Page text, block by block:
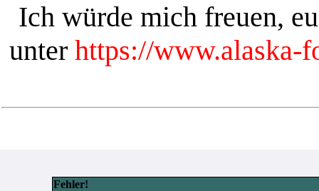
Ich würde mich freuen,
unter https://www.alaska-
Fehler!